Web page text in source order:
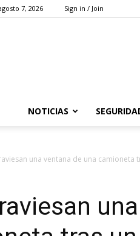
7, 2026 Sign in / Join
NOTICIAS
una ventana de una camioneta